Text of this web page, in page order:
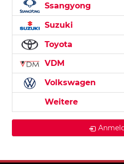
Ssangyong
Suzuki
Toyota
VDM
Volkswagen
Weitere